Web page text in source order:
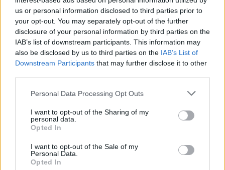
us or personal information disclosed to third parties prior to
your opt-out. You may separately opt-out of the further
disclosure of your personal information by third parties on the
IAB’s list of downstream participants. This information may
also be disclosed by us to third parties on the IAB’s List of
Downstream Participants that may further disclose it to other
Personal Data Processing Opt Outs
I want to opt-out of the Sharing of my
personal data.
Opted In
I want to opt-out of the Sale of my
Personal Data.
Opted In
Arronches vai receber uma celebração nacional dedicada ao
porco e aos sabores portugueses
da Gastronomia Portuguesa....
24 Julho, 2026 - 10:15